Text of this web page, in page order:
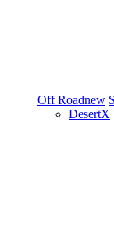
Off Roadnew
DesertX